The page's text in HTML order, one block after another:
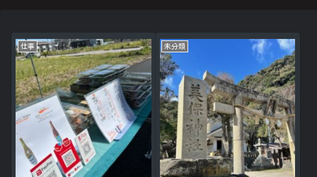
仕事 未分類